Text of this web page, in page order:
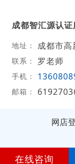
成都智汇源认
地址： 成都市
联系： 罗老师
手机：
邮箱：
网店
在线咨询